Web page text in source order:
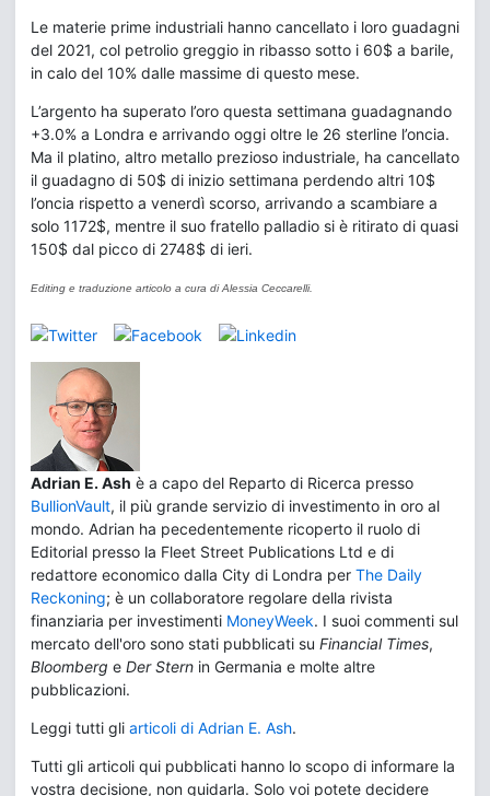
Le materie prime industriali hanno cancellato i loro guadagni
del 2021, col petrolio greggio in ribasso sotto i 60$ a barile,
in calo del 10% dalle massime di questo mese.
L’argento ha superato l’oro questa settimana guadagnando
+3.0% a Londra e arrivando oggi oltre le 26 sterline l’oncia.
Ma il platino, altro metallo prezioso industriale, ha cancellato
il guadagno di 50$ di inizio settimana perdendo altri 10$
l’oncia rispetto a venerdì scorso, arrivando a scambiare a
solo 1172$, mentre il suo fratello palladio si è ritirato di quasi
150$ dal picco di 2748$ di ieri.
Editing e traduzione articolo a cura di Alessia Ceccarelli.
Adrian E. Ash è a capo del Reparto di Ricerca presso
BullionVault, il più grande servizio di investimento in oro al
mondo. Adrian ha pecedentemente ricoperto il ruolo di
Editorial presso la Fleet Street Publications Ltd e di
redattore economico dalla City di Londra per The Daily
Reckoning; è un collaboratore regolare della rivista
finanziaria per investimenti MoneyWeek. I suoi commenti sul
mercato dell'oro sono stati pubblicati su Financial Times,
Bloomberg e Der Stern in Germania e molte altre
pubblicazioni.
Leggi tutti gli articoli di Adrian E. Ash.
Tutti gli articoli qui pubblicati hanno lo scopo di informare la
vostra decisione, non guidarla. Solo voi potete decidere